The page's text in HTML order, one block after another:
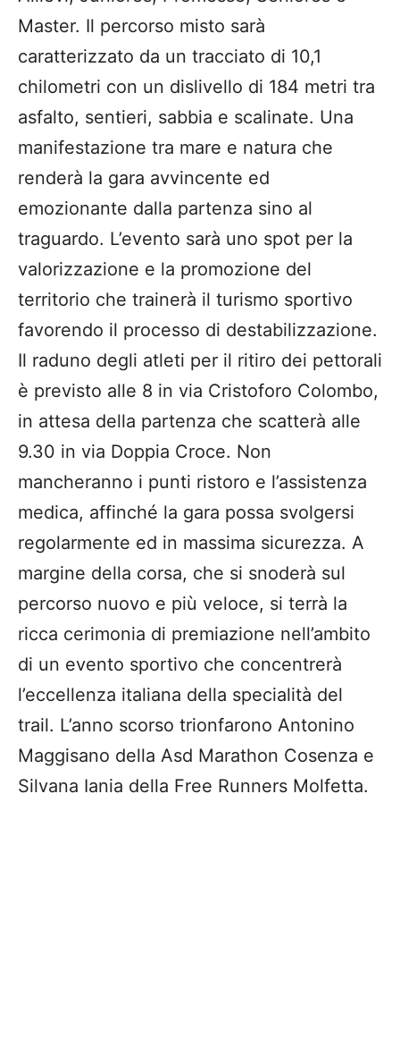
Master. Il percorso misto sarà
caratterizzato da un tracciato di 10,1
chilometri con un dislivello di 184 metri tra
asfalto, sentieri, sabbia e scalinate. Una
manifestazione tra mare e natura che
renderà la gara avvincente ed
emozionante dalla partenza sino al
traguardo. L’evento sarà uno spot per la
valorizzazione e la promozione del
territorio che trainerà il turismo sportivo
favorendo il processo di destabilizzazione.
Il raduno degli atleti per il ritiro dei pettorali
è previsto alle 8 in via Cristoforo Colombo,
in attesa della partenza che scatterà alle
9.30 in via Doppia Croce. Non
mancheranno i punti ristoro e l’assistenza
medica, affinché la gara possa svolgersi
regolarmente ed in massima sicurezza. A
margine della corsa, che si snoderà sul
percorso nuovo e più veloce, si terrà la
ricca cerimonia di premiazione nell’ambito
di un evento sportivo che concentrerà
l’eccellenza italiana della specialità del
trail. L’anno scorso trionfarono Antonino
Maggisano della Asd Marathon Cosenza e
Silvana Iania della Free Runners Molfetta.